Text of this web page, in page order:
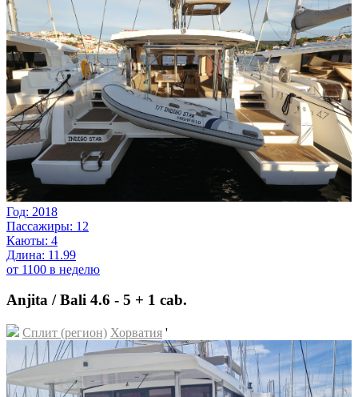
Год: 2018
Пассажиры: 12
Каюты: 4
Длина: 11.99
от 1100 в неделю
Anjita / Bali 4.6 - 5 + 1 cab.
Сплит (регион) Хорватия '